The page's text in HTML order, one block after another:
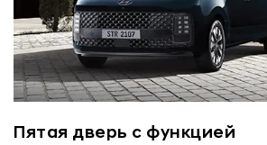
Пятая дверь с функцией